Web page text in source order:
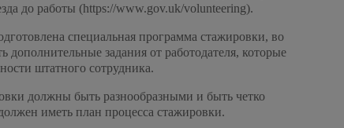
до работы (https://www.gov.uk/volunteering).
специальная программа стажировки, во
дополнительные задания от работодателя, которые
штатного сотрудника.
должны быть разнообразными и быть четко
иметь план процесса стажировки.